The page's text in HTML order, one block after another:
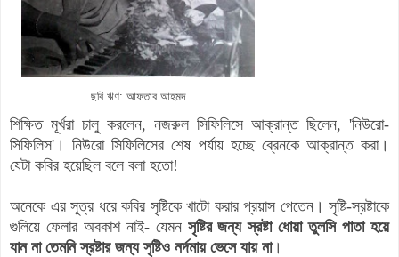
ছবি ঋণ: আফতাব আহমদ
শিক্ষিত মূর্খরা চালু করলেন, নজরুল সিফিলিসে আক্রান্ত ছিলেন, 'নিউরো-
সিফিলিস'। নিউরো সিফিলিসের শেষ পর্যায় হচ্ছে ব্রেনকে আক্রান্ত করা।
যেটা কবির হয়েছিল বলে বলা হতো!
অনেকে এর সূত্র ধরে কবির সৃষ্টিকে খাটো করার প্রয়াস পেতেন। সৃষ্টি-স্রষ্টাকে
গুলিয়ে ফেলার অবকাশ নাই- যেমন সৃষ্টির জন্য স্রষ্টা ধোয়া তুলসি পাতা হয়ে
যান না তেমনি স্রষ্টার জন্য সৃষ্টিও নর্দমায় ভেসে যায় না।